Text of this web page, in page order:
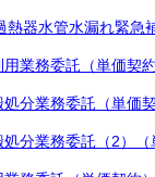
熱器水管水漏れ緊急
業務委託（単価契約
分業務委託（単価契
分業務委託（2）（